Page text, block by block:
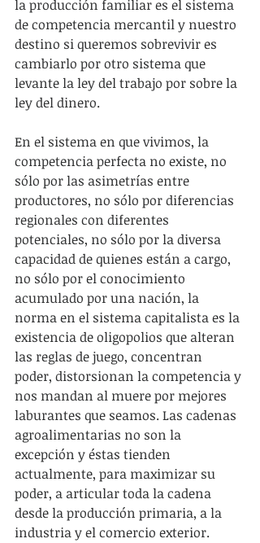
la producción familiar es el sistema
de competencia mercantil y nuestro
destino si queremos sobrevivir es
cambiarlo por otro sistema que
levante la ley del trabajo por sobre la
ley del dinero.
En el sistema en que vivimos, la
competencia perfecta no existe, no
sólo por las asimetrías entre
productores, no sólo por diferencias
regionales con diferentes
potenciales, no sólo por la diversa
capacidad de quienes están a cargo,
no sólo por el conocimiento
acumulado por una nación, la
norma en el sistema capitalista es la
existencia de oligopolios que alteran
las reglas de juego, concentran
poder, distorsionan la competencia y
nos mandan al muere por mejores
laburantes que seamos. Las cadenas
agroalimentarias no son la
excepción y éstas tienden
actualmente, para maximizar su
poder, a articular toda la cadena
desde la producción primaria, a la
industria y el comercio exterior.